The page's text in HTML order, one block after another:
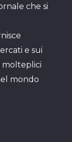
che si
e sui
mondo